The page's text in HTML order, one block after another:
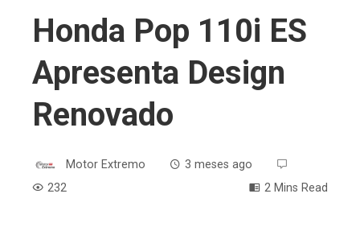
Honda Pop 110i ES
Apresenta Design
Renovado
Motor Extremo
3 meses ago
232
2 Mins Read